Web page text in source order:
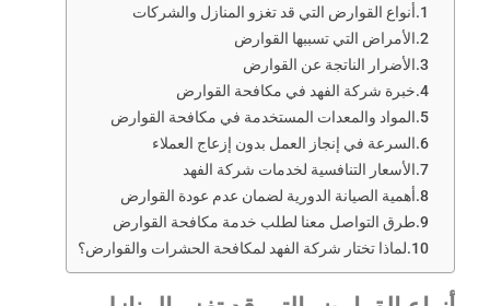
أنواع القوارض التي قد تغزو المنازل والشركات
الأمراض التي تسببها القوارض
الأضرار الناتجة عن القوارض
خبرة شركة الفهد في مكافحة القوارض
المواد والمعدات المستخدمة في مكافحة القوارض
السرعة في إنجاز العمل بدون إزعاج العملاء
الأسعار التنافسية لخدمات شركة الفهد
أهمية الصيانة الدورية لضمان عدم عودة القوارض
طرق التواصل معنا لطلب خدمة مكافحة القوارض
لماذا تختار شركة الفهد لمكافحة الحشرات والقوارض؟